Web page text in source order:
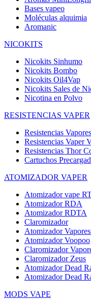
Bases vapeo
Moléculas alquimia
Aromanic
NICOKITS
Nicokits Sinhumo
Nicokits Bombo
Nicokits Oil4Vap
Nicokits Sales de
Nicotina en Polvo
RESISTENCIAS VAPER
Resistencias
Resistencias Vaper
Resistencias Thor
Cartuchos
ATOMIZADOR VAPER
Atomizador vape
Atomizador RDA
Atomizador RDTA
Claromizador
Atomizador
Atomizador Voopoo
Claromizador
Claromizador Zeus
Atomizador Dead
Atomizador Dead
MODS VAPE